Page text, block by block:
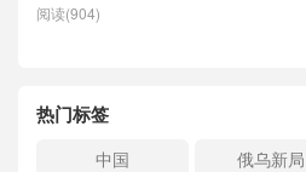
阅读(904)
热门标签
中国 俄乌新局